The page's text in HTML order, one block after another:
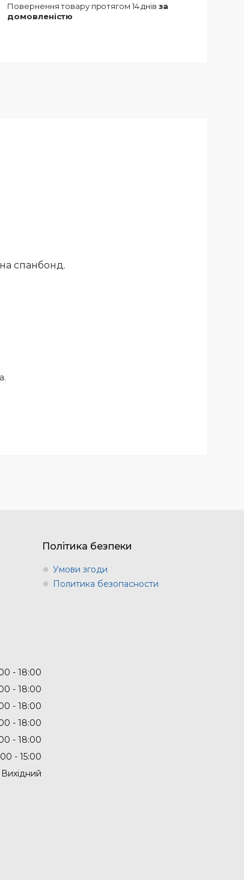
повернення товару протягом 14 днів за
домовленістю
спанбонд.
Політика безпеки
Умови згоди
Политика безопасности
18:00
18:00
18:00
18:00
18:00
15:00
Вихідний